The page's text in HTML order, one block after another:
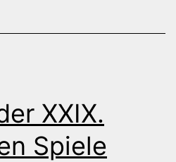
XXIX.
Spiele